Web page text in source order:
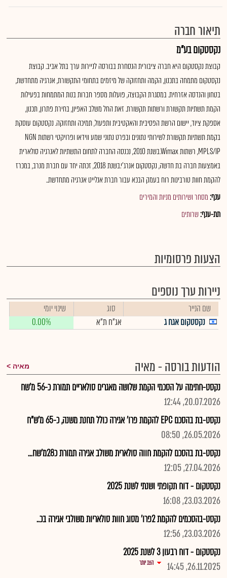
תיאור חברה
נקסטקום בע"מ
קבוצת נקסטקום היא חברה ציבורית הנסחרת בבורסה לניירות ערך בתל אביב. קבוצת
נקסטקום מתמחה בתכנון, הקמה ותחזוקה של מיזמים בתחומי התקשורת, אנרגיה מתחדשת,
בטחון והנדסה אזרחית. במסגרת הקבוצה, פועלות מספר חברות בנות המתמחות בפעילות
הקמת תשתיות תקשורת ורשתות תקשורת. זאת החל משלב האפיון, בחירת פתרון, תכנון,
אספקת ציוד, יישום הרשת הפסיבית והאקטיבית ותפעול, תמיכה ותחזוקה. נקסטקום עוסקת
בקמת תשתיות תקשורת לשירותי נתונים ובפרט נתוני שמע ווידאו ופרויקטי רשתות NGN
MPLS/IP, רשתות Wimax.בשנת 2010, נכנסה החברה לתחום התשתיות לאנרגיה סולארית
באמצעות חברה בת חדשה, נקסטקום אנרג'י.בשנת 2018, זכתה יחד עם חברת מנרב, במכרז
להקמת חוות טורבינות רוח בעמק הבכא עבור חברת אנלייט אנרגיה מתחדשת..
ענף:מסחר ושירותים מניות והמירים
תת-ענף:שרותים
הצעות פרסומיות
ניירות ערך נוספים
שם הנייר סוג
שינוי יומי
נקסטקום אגח ג
אג"ח ת"א 0.00%
הודעות בורסה - מאיה מאיה
נקסט-חתימה על הסכמי הקמת שלושה מאגרים סולאריים תמורת כ-56 מ'שח
20.07.2026, 12:44
נקסט-בת בהסכם EPC להקמת פרו' אגירה כולל תחנת משנה, כ-65 מ'ש"ח
26.05.2026, 08:50
נקסט-בת בהסכם להקמת חווה סולארית משולב אגירה תמורת כ28מ'שח...
27.04.2026, 12:05
נקסטקום - דוח תקופתי ושנתי לשנת 2025
23.03.2026, 16:08
נקסט-בהסכמים להקמת 2פרו' מסוג חוות סולאריות משולבי אגירה בכ..
23.03.2026, 12:56
נקסטקום - דוח רבעון 3 לשנת 2025
26.11.2025, 14:45
הצג יותר